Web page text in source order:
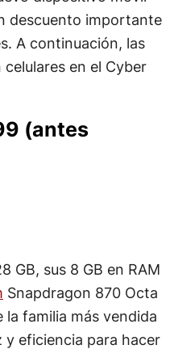
descuento importante
A continuación, las
en el Cyber
(antes
GB, sus 8 GB en RAM
Snapdragon 870 Octa
familia más vendida
eficiencia para hacer